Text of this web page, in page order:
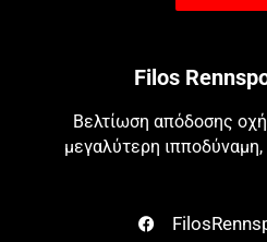
Filos
Βελτίωση απόδοσης
μεγαλύτερη ιπποδύναμη,